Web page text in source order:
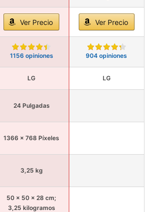
Ver Precio Ver Precio
1156 opiniones 904 opiniones
LG LG
24 Pulgadas
1366 x 768 Píxeles
3,25 kg
50 x 50 x 28 cm;
3,25 kilogramos